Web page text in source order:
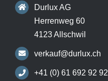
Durlux AG
Herrenweg 60
4123 Allschwil
verkauf@durlux.ch
+41 (0) 61 692 92 92